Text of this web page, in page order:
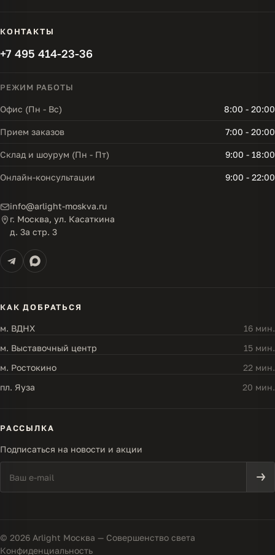
КОНТАКТЫ
+7 495 414-23-36
РЕЖИМ РАБОТЫ
Офис (Пн - Вс) 8:00 - 20:00
Прием заказов 7:00 - 20:00
Склад и шоурум (Пн - Пт) 9:00 - 18:00
Онлайн-консультации 9:00 - 22:00
info@arlight-moskva.ru
г. Москва, ул. Касаткина
д. 3а стр. 3
КАК ДОБРАТЬСЯ
м. ВДНХ
16 мин.
м. Выставочный центр
15 мин.
м. Ростокино
22 мин.
пл. Яуза
20 мин.
РАССЫЛКА
Подписаться на новости и акции
© 2026 Arlight Москва — Совершенство света
Конфиденциальность